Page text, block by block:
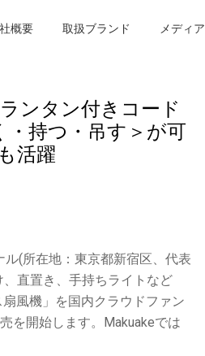
概要 取扱ブランド メディア
ンタン付きコード
持つ・吊す＞が可
活躍
(所在地：東京都新宿区、代表
直置き、手持ちライトなど
風機」を国内クラウドファン
を開始します。Makuakeでは